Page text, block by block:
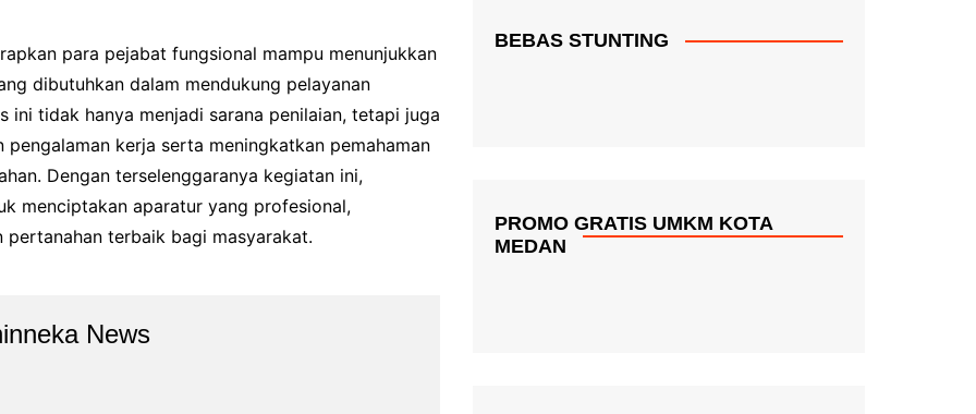
para pejabat fungsional mampu menunjukkan
dibutuhkan dalam mendukung pelayanan
ini tidak hanya menjadi sarana penilaian, tetapi juga
kerja serta meningkatkan pemahaman
Dengan terselenggaranya kegiatan ini,
menciptakan aparatur yang profesional,
terbaik bagi masyarakat.
News
BEBAS STUNTING
PROMO GRATIS UMKM KOTA
MEDAN